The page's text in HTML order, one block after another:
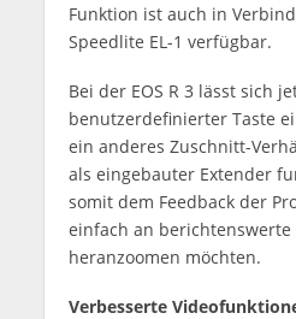
Funktion ist auch in
Speedlite EL-1 verfügbar.
Bei der EOS R 3 lässt sich
benutzerdefinierter Taste
ein anderes Zuschnitt-
als eingebauter Extender
somit dem Feedback der
einfach an berichtenswerte
heranzoomen möchten.
Verbesserte